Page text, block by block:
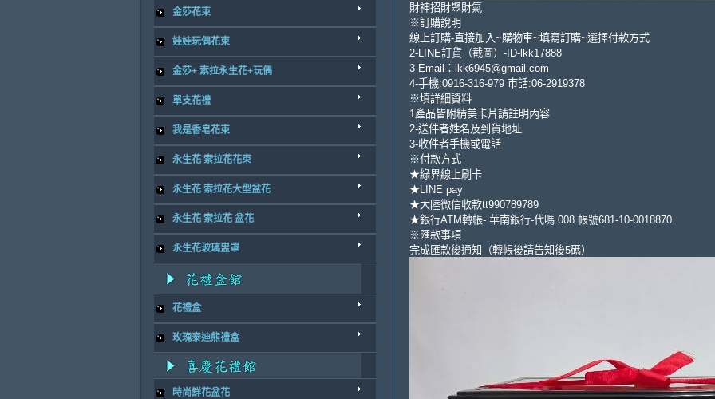
金莎花束
娃娃玩偶花束
金莎+ 索拉永生花+玩偶
單支花禮
我是香皂花束
永生花 索拉花花束
永生花 索拉花大型盆花
永生花 索拉花 盆花
永生花玻璃盅罩
花禮盒
玫瑰泰迪熊禮盒
時尚鮮花盆花
財神招財聚財氣
※訂購說明
線上訂購-直接加入~購物車~填寫訂購~選擇付款方式
2-LINE訂貨（截圖）-ID-lkk17888
3-Email：lkk6945@gmail.com
4-手機:0916-316-979 市話:06-2919378
※填詳細資料
1產品皆附精美卡片請註明內容
2-送件者姓名及到貨地址
3-收件者手機或電話
※付款方式-
★綠界線上刷卡
★LINE pay
★大陸微信收款tt990789789
★銀行ATM轉帳- 華南銀行-代嗎 008 帳號681-10-0018870
※匯款事項
完成匯款後通知（轉帳後請告知後5碼）